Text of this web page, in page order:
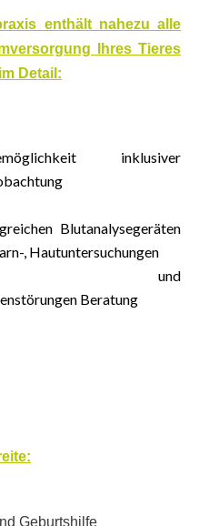
enthält nahezu alle
Ihres Tieres
Detail:
inklusiver
Blutanalysegeräten
, Hautuntersuchungen
und
Beratung
Geburtshilfe